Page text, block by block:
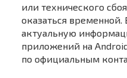
или технического
оказаться
актуальную
приложений на
по официальным